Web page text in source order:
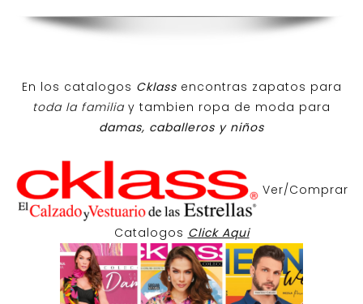
En los catalogos Cklass encontras zapatos para
toda la familiay tambien ropa de moda para
damas, caballeros y niños
Ver/Comprar
Catalogos Click Aqui